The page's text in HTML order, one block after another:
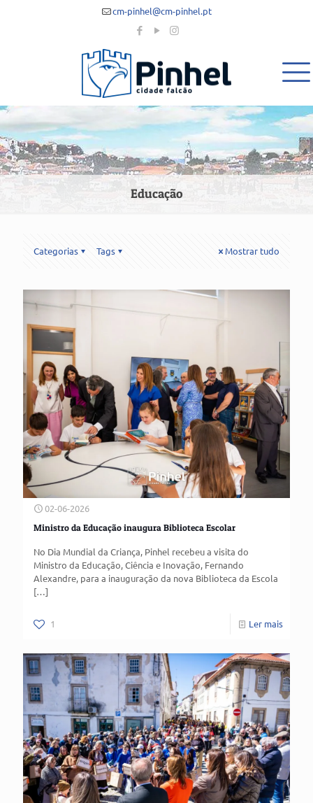
cm-pinhel@cm-pinhel.pt
Educação
Categorias Tags Mostrar tudo
02-06-2026
Ministro da Educação inaugura Biblioteca Escolar
No Dia Mundial da Criança, Pinhel recebeu a visita do
Ministro da Educação, Ciência e Inovação, Fernando
Alexandre, para a inauguração da nova Biblioteca da Escola
[…]
1 Ler mais